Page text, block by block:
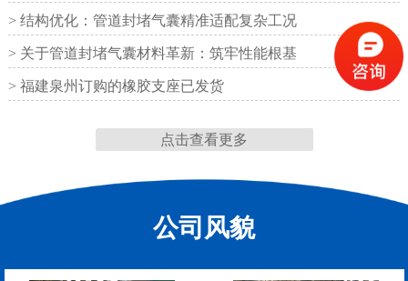
> 结构优化：管道封堵气囊精准适配复杂工况
> 关于管道封堵气囊材料革新：筑牢性能根基
> 福建泉州订购的橡胶支座已发货
点击查看更多
公司风貌